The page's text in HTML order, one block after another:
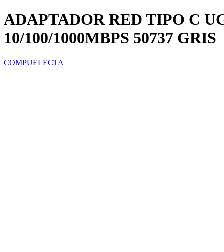
ADAPTADOR RED TIPO C
10/100/1000MBPS 50737 GRIS
COMPUELECTA